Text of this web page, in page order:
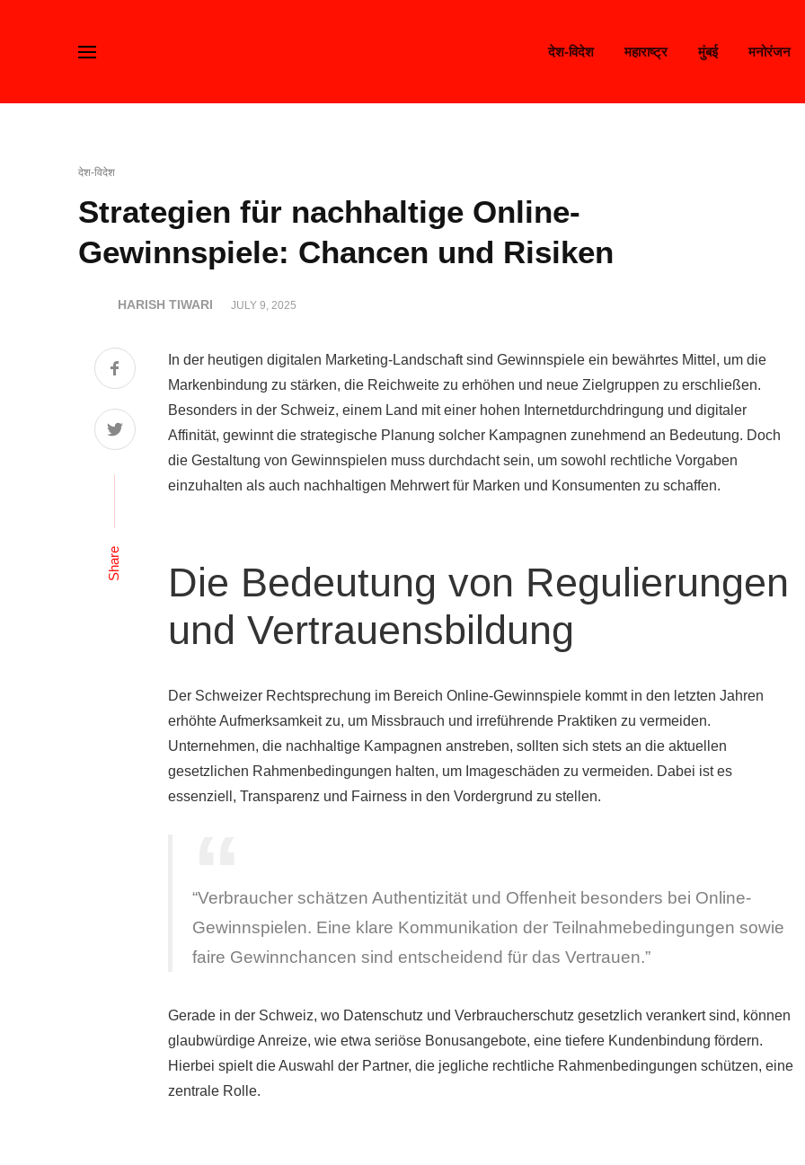
देश-विदेश महाराष्ट्र मुंबई मनोरंजन
देश-विदेश
Strategien für nachhaltige Online-
Gewinnspiele: Chancen und Risiken
HARISH TIWARI JULY 9, 2025
Share
In der heutigen digitalen Marketing-Landschaft sind Gewinnspiele ein bewährtes Mittel, um die
Markenbindung zu stärken, die Reichweite zu erhöhen und neue Zielgruppen zu erschließen.
Besonders in der Schweiz, einem Land mit einer hohen Internetdurchdringung und digitaler
Affinität, gewinnt die strategische Planung solcher Kampagnen zunehmend an Bedeutung. Doch
die Gestaltung von Gewinnspielen muss durchdacht sein, um sowohl rechtliche Vorgaben
einzuhalten als auch nachhaltigen Mehrwert für Marken und Konsumenten zu schaffen.
Die Bedeutung von Regulierungen
und Vertrauensbildung
Der Schweizer Rechtsprechung im Bereich Online-Gewinnspiele kommt in den letzten Jahren
erhöhte Aufmerksamkeit zu, um Missbrauch und irreführende Praktiken zu vermeiden.
Unternehmen, die nachhaltige Kampagnen anstreben, sollten sich stets an die aktuellen
gesetzlichen Rahmenbedingungen halten, um Imageschäden zu vermeiden. Dabei ist es
essenziell, Transparenz und Fairness in den Vordergrund zu stellen.
“Verbraucher schätzen Authentizität und Offenheit besonders bei Online-
Gewinnspielen. Eine klare Kommunikation der Teilnahmebedingungen sowie
faire Gewinnchancen sind entscheidend für das Vertrauen.”
Gerade in der Schweiz, wo Datenschutz und Verbraucherschutz gesetzlich verankert sind, können
glaubwürdige Anreize, wie etwa seriöse Bonusangebote, eine tiefere Kundenbindung fördern.
Hierbei spielt die Auswahl der Partner, die jegliche rechtliche Rahmenbedingungen schützen, eine
zentrale Rolle.